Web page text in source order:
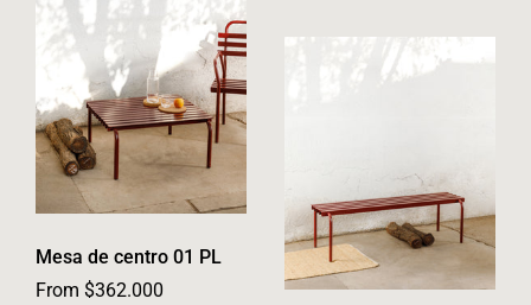
Mesa de centro 01 PL
From $362.000